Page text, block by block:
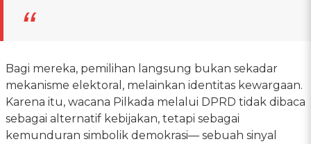
Bagi mereka, pemilihan langsung bukan sekadar
mekanisme elektoral, melainkan identitas kewargaan.
Karena itu, wacana Pilkada melalui DPRD tidak dibaca
sebagai alternatif kebijakan, tetapi sebagai
kemunduran simbolik demokrasi— sebuah sinyal